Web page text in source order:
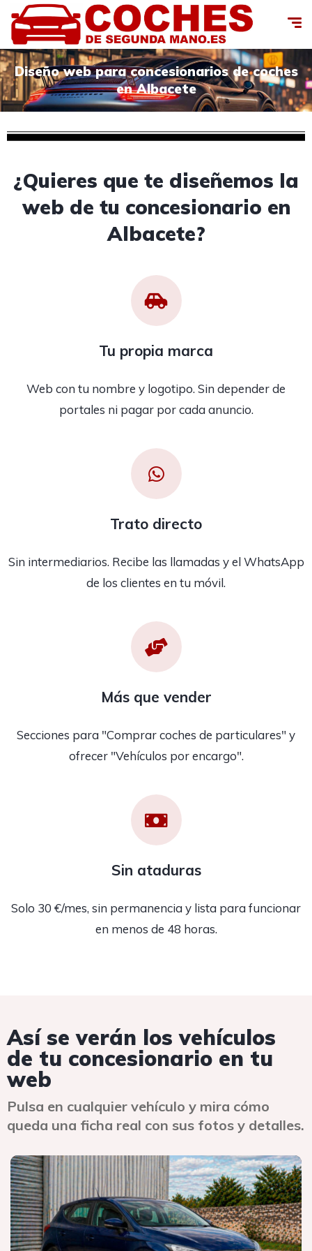
Diseño web para concesionarios de coches
en Albacete
¿Quieres que te diseñemos la
web de tu concesionario en
Albacete?
Tu propia marca
Web con tu nombre y logotipo. Sin depender de
portales ni pagar por cada anuncio.
Trato directo
Sin intermediarios. Recibe las llamadas y el WhatsApp
de los clientes en tu móvil.
Más que vender
Secciones para "Comprar coches de particulares" y
ofrecer "Vehículos por encargo".
Sin ataduras
Solo 30 €/mes, sin permanencia y lista para funcionar
en menos de 48 horas.
Así se verán los vehículos
de tu concesionario en tu
web
Pulsa en cualquier vehículo y mira cómo
queda una ficha real con sus fotos y detalles.